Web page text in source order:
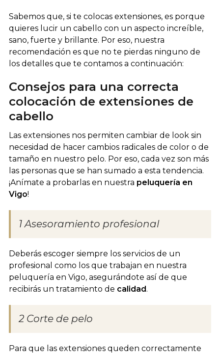
Sabemos que, si te colocas extensiones, es porque
quieres lucir un cabello con un aspecto increíble,
sano, fuerte y brillante. Por eso, nuestra
recomendación es que no te pierdas ninguno de
los detalles que te contamos a continuación:
Consejos para una correcta
colocación de extensiones de
cabello
Las extensiones nos permiten cambiar de look sin
necesidad de hacer cambios radicales de color o de
tamaño en nuestro pelo. Por eso, cada vez son más
las personas que se han sumado a esta tendencia.
¡Anímate a probarlas en nuestra peluquería en
Vigo!
1 Asesoramiento profesional
Deberás escoger siempre los servicios de un
profesional como los que trabajan en nuestra
peluquería en Vigo, asegurándote así de que
recibirás un tratamiento de calidad.
2 Corte de pelo
Para que las extensiones queden correctamente